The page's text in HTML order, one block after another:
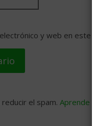
y web en este
el spam. Aprende